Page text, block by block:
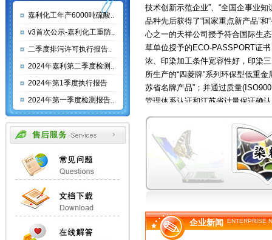
嘉利化工年产6000吨硫酸..
v3首次公示-嘉利化工重防..
二季度排污许可执行报告..
2024年嘉利第二季度检测..
2024年第1季度执行报告
2024年第一季度检测报告..
技术创新示范企业”、“全国企事业
品种先后获得了“国家重点新产品”
心之一的天祥公司授予符合国际生
草单位授予的ECO-PASSPORT证
浓、印染加工条件宽容性好，印染
所生产的“四菱牌”系列环保型低重
苏省名牌产品”；并通过质量
管理体系认证和江苏省计量保证确
念，采用了具有当今先进水平的新
作、并在国际知名染料技术专家指
模、技术水平以及装备能力方面实
基础。 公司始终坚持奉行“以科技
宗旨，愿与国内外客户建立互利
商品化车间外景 成品库内景
股份制企业，同时也是国内军用伪
历史，染料年产能力达到10000吨
企业新闻 ENTERPRISE